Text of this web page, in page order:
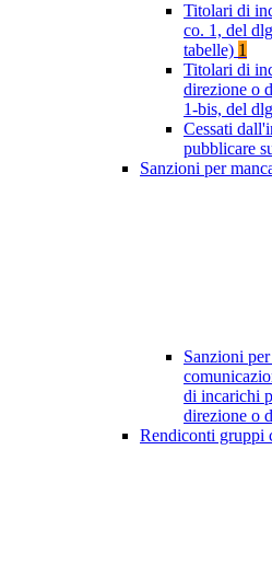
Titolari di
co. 1, del
tabelle) 1
Titolari di
direzione o
1-bis, del
Cessati
pubblicare
Sanzioni per
Sanzioni
di incarichi
direzione o
Rendiconti gruppi